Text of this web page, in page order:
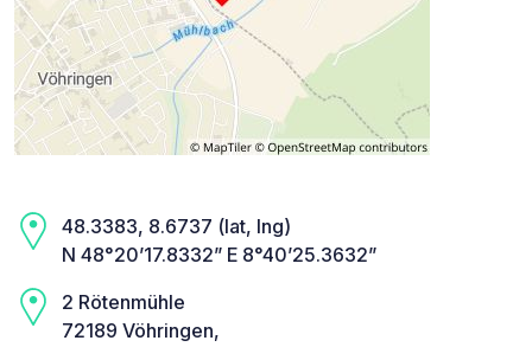
48.3383, 8.6737 (lat, lng)
N 48°20’17.8332” E 8°40’25.3632”
2 Rötenmühle
72189 Vöhringen,